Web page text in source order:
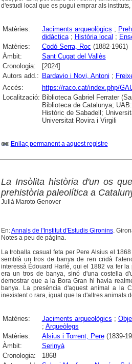
d'estudi local que es pugui emprar als
Matèries: Jaciments arqueològics ;
didàctica; Història local ;
Matèries:
Codó Serra, Roc (1882-1961)
Àmbit:
Sant Cugat del Vallès
Cronologia:
[2024]
Autors add.: Bardavio i Novi, Antoni ;
Accés:
https://raco.cat/index.php/
Localització: Biblioteca Gabriel Ferrater
Biblioteca de Catalunya;
Històric de Sabadell;
Universitat Rovira i Virgili
Enllaç permanent a aquest registre
La Insòlita història d'un os
prehistòria paleolítica a
Julià Maroto Genover
En:Annals de l'Institut d'Estudis Gironins.
Notes a peu de pàgina.
La troballa casual feta per Pere Alsius el
semblà un tros de banya de ren cridà
interessà Édouard Harlé, qui el 1882 va fer
era un tros de banya, sinó d'una costella
demostrar que a la Bora Gran hi havia
banya. La presència d'aquest animal a la
inexistent o rara, igual que la d'altres animals
Matèries: Jaciments arqueològics ;
; Arqueòlegs
Matèries:
Alsius i Torrent, Pere(1839-
Àmbit:
Serinyà
Cronologia:
1868